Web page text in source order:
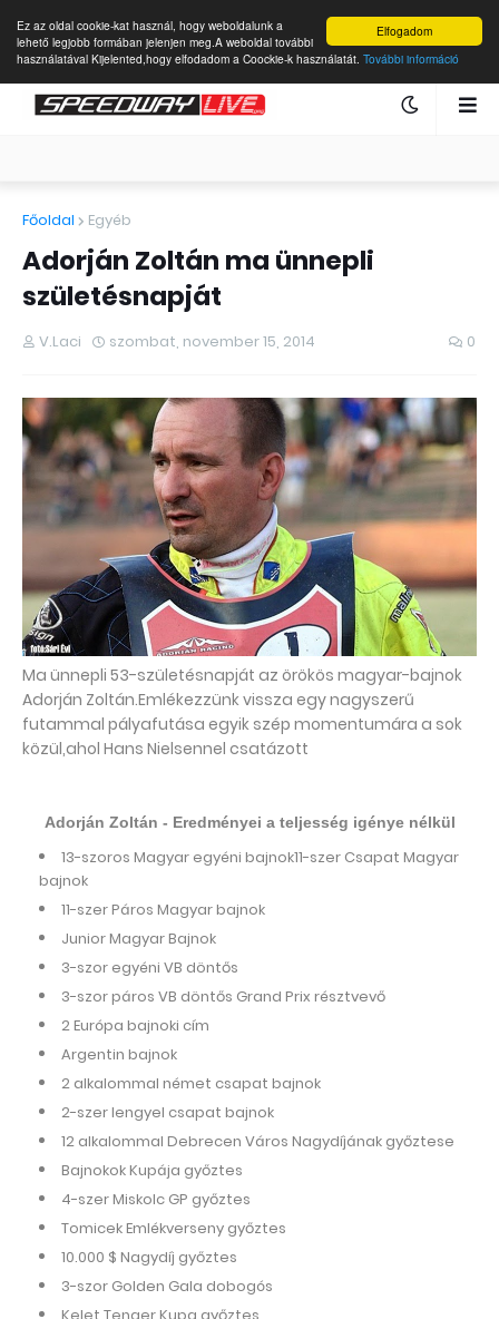
Elfogadom
Ez az oldal cookie-kat használ, hogy weboldalunk a
lehető legjobb formában jelenjen meg.A weboldal további
használatával Kijelented,hogy elfodadom a Coockie-k használatát. További információ
Főoldal Egyéb
Adorján Zoltán ma ünnepli
születésnapját
V.Laci szombat, november 15, 2014 0
Ma ünnepli 53-születésnapját az örökös magyar-bajnok
Adorján Zoltán.Emlékezzünk vissza egy nagyszerű
futammal pályafutása egyik szép momentumára a sok
közül,ahol Hans Nielsennel csatázott
Adorján Zoltán - Eredményei a teljesség igénye nélkül
13-szoros Magyar egyéni bajnok11-szer Csapat Magyar
bajnok
11-szer Páros Magyar bajnok
Junior Magyar Bajnok
3-szor egyéni VB döntős
3-szor páros VB döntős Grand Prix résztvevő
2 Európa bajnoki cím
Argentin bajnok
2 alkalommal német csapat bajnok
2-szer lengyel csapat bajnok
12 alkalommal Debrecen Város Nagydíjának győztese
Bajnokok Kupája győztes
4-szer Miskolc GP győztes
Tomicek Emlékverseny győztes
10.000 $ Nagydíj győztes
3-szor Golden Gala dobogós